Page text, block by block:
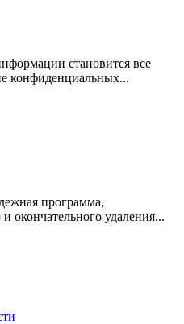
становится все
конфиденциальных...
программа,
окончательного удаления...